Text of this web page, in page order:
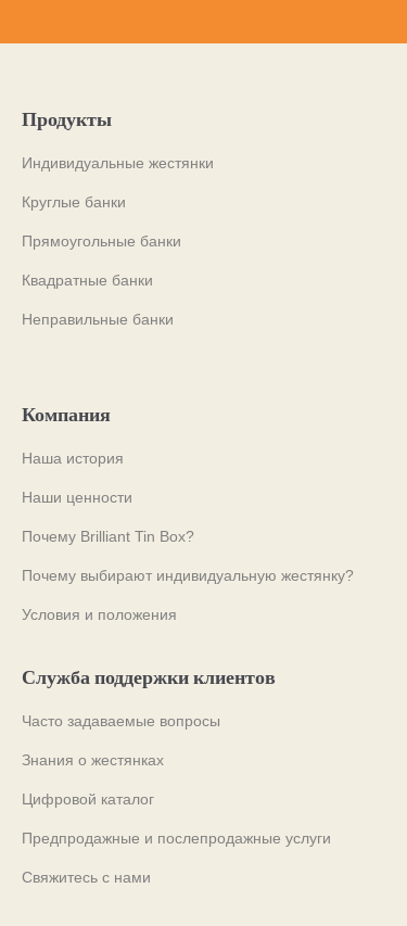
Продукты
Индивидуальные жестянки
Круглые банки
Прямоугольные банки
Квадратные банки
Неправильные банки
Компания
Наша история
Наши ценности
Почему Brilliant Tin Box?
Почему выбирают индивидуальную жестянку?
Условия и положения
Служба поддержки клиентов
Часто задаваемые вопросы
Знания о жестянках
Цифровой каталог
Предпродажные и послепродажные услуги
Свяжитесь с нами